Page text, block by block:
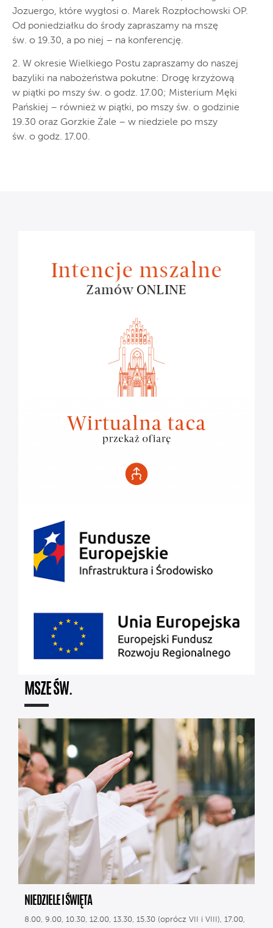
Jozuergo, które wygłosi o. Marek Rozpłochowski OP.
Od poniedziałku do środy zapraszamy na mszę
św. o 19.30, a po niej – na konferencję.
2. W okresie Wielkiego Postu zapraszamy do naszej
bazyliki na nabożeństwa pokutne: Drogę krzyżową
w piątki po mszy św. o godz. 17.00; Misterium Męki
Pańskiej – również w piątki, po mszy św. o godzinie
19.30 oraz Gorzkie Żale – w niedziele po mszy
św. o godz. 17.00.
MSZE ŚW.
NIEDZIELE I ŚWIĘTA
8.00, 9.00, 10.30, 12.00, 13.30, 15.30 (oprócz VII i VIII), 17.00,